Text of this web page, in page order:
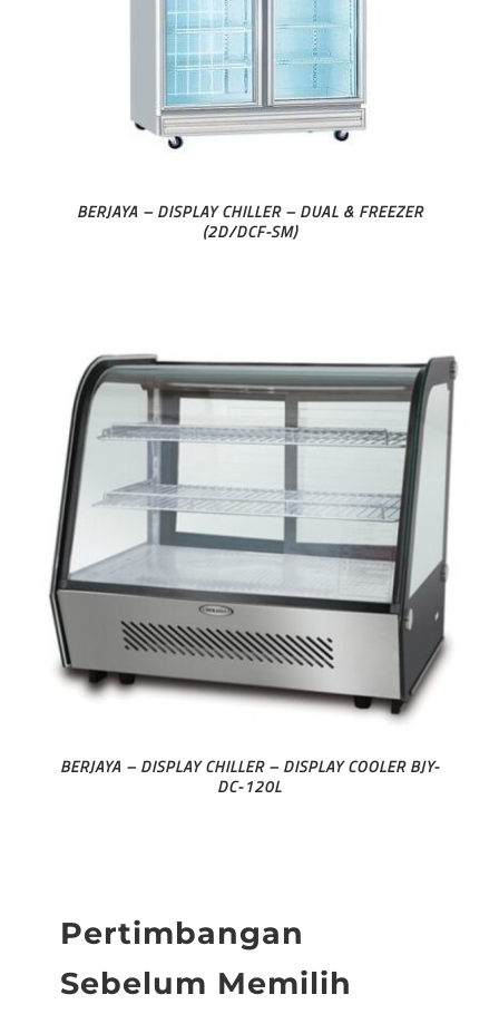
BERJAYA – DISPLAY CHILLER – DUAL & FREEZER
(2D/DCF-SM)
BERJAYA – DISPLAY CHILLER – DISPLAY COOLER BJY-
DC-120L
Pertimbangan
Sebelum Memilih